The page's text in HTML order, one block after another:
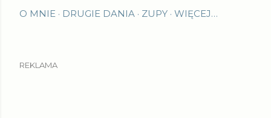
O MNIE DRUGIE DANIA ZUPY WIĘCEJ…
REKLAMA